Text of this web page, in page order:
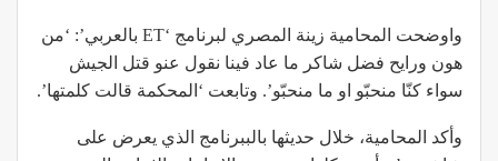
واوضحت المحامية زينة المصري لبرنامج ‘ET بالعربي’: ‘من
هون ورايح فضل شاكر ما عاد فينا نقول عنو قتل الجيش
سواء كنّا منحبّو او ما منحبّو’. وتابعت ‘المحكمة قالت كلمتها’.
وأكد المحامية، خلال حديثها بالببرنامج الذي يعرض على